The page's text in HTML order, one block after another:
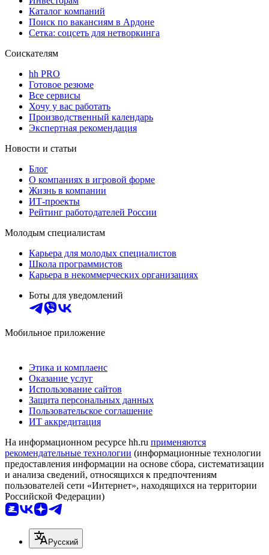
Каталог компаний
Поиск по вакансиям в Ардоне
Сетка: соцсеть для нетворкинга
Соискателям
hh PRO
Готовое резюме
Все сервисы
Хочу у вас работать
Производственный календарь
Экспертная рекомендация
Новости и статьи
Блог
О компаниях в игровой форме
Жизнь в компании
ИТ-проекты
Рейтинг работодателей России
Молодым специалистам
Карьера для молодых специалистов
Школа программистов
Карьера в некоммерческих организациях
Боты для уведомлений
Мобильное приложение
Этика и комплаенс
Оказание услуг
Использование сайтов
Защита персональных данных
Пользовательское соглашение
ИТ аккредитация
На информационном ресурсе hh.ru применяются
рекомендательные технологии (информационные технологии
предоставления информации на основе сбора, систематизации
и анализа сведений, относящихся к предпочтениям
пользователей сети «Интернет», находящихся на территории
Российской Федерации)
Русский